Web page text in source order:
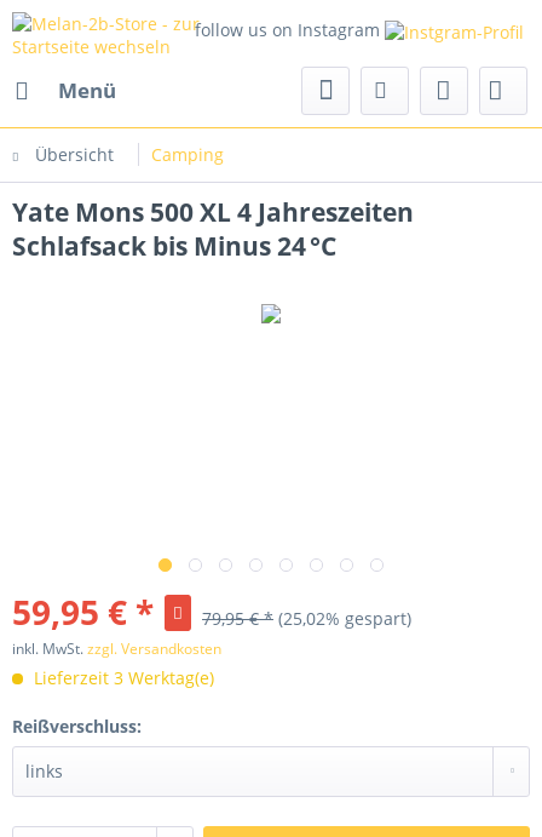
follow us on Instagram
Menü
Übersicht Camping
Yate Mons 500 XL 4 Jahreszeiten
Schlafsack bis Minus 24 °C
59,95 € * 79,95 € * (25,02% gespart)
inkl. MwSt.zzgl. Versandkosten
Lieferzeit 3 Werktag(e)
Reißverschluss: